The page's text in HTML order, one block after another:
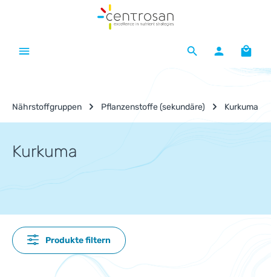
Zum Hauptinhalt springen
Nährstoffgruppen Pflanzenstoffe (sekundäre) Kurkuma
Kurkuma
Produkte filtern